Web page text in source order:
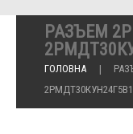
РАЗЪЕМ
ГОЛОВНА